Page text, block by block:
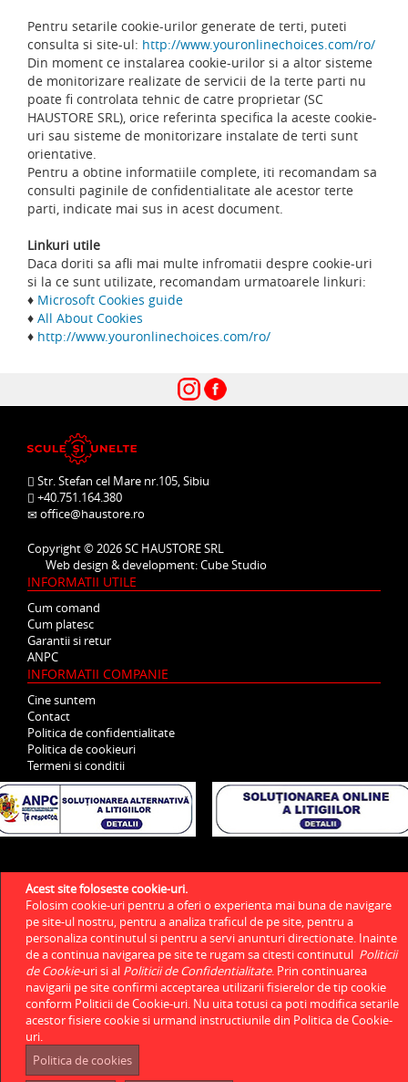
Pentru setarile cookie-urilor generate de terti, puteti
consulta si site-ul: http://www.youronlinechoices.com/ro/
Din moment ce instalarea cookie-urilor si a altor sisteme
de monitorizare realizate de servicii de la terte parti nu
poate fi controlata tehnic de catre proprietar (SC
HAUSTORE SRL), orice referinta specifica la aceste cookie-
uri sau sisteme de monitorizare instalate de terti sunt
orientative.
Pentru a obtine informatiile complete, iti recomandam sa
consulti paginile de confidentialitate ale acestor terte
parti, indicate mai sus in acest document.
Linkuri utile
Daca doriti sa afli mai multe infromatii despre cookie-uri
si la ce sunt utilizate, recomandam urmatoarele linkuri:
♦ Microsoft Cookies guide
♦ All About Cookies
♦ http://www.youronlinechoices.com/ro/
Str. Stefan cel Mare nr.105, Sibiu
+40.751.164.380
office@haustore.ro
Copyright © 2026SC HAUSTORE SRL
Web design & development:Cube Studio
INFORMATII UTILE
Cum comand
Cum platesc
Garantii si retur
ANPC
INFORMATII COMPANIE
Cine suntem
Contact
Politica de confidentialitate
Politica de cookieuri
Termeni si conditii
Acest site foloseste cookie-uri.
Folosim cookie-uri pentru a oferi o experienta mai buna de navigare
pe site-ul nostru, pentru a analiza traficul de pe site, pentru a
personaliza continutul si pentru a servi anunturi directionate. Inainte
de a continua navigarea pe site te rugam sa citesti continutul Politicii
de Cookie-uri si al Politicii de Confidentialitate. Prin continuarea
navigarii pe site confirmi acceptarea utilizarii fisierelor de tip cookie
conform Politicii de Cookie-uri. Nu uita totusi ca poti modifica setarile
acestor fisiere cookie si urmand instructiunile din Politica de Cookie-
uri.
Politica de cookies